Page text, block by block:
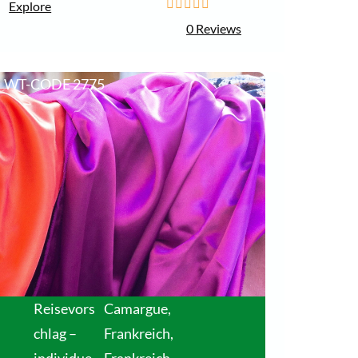
Explore
o
f
0 Reviews
WT-CODE 2775
Reisevors
chlag –
Camargue,
Frankreich,